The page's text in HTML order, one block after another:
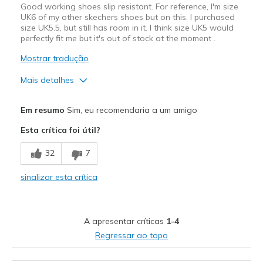
Good working shoes slip resistant. For reference, I'm size
UK6 of my other skechers shoes but on this, I purchased
size UK5.5, but still has room in it. I think size UK5 would
perfectly fit me but it's out of stock at the moment .
Mostrar tradução
Mais detalhes
Contras
Bit thin memory foam on foot heel
Less thickness of memory foam on foot heel
Melhores utilizações
Casual Wear
Em resumo Sim, eu recomendaria a um amigo
Esta crítica foi útil?
32 7
sinalizar esta crítica
A apresentar críticas 1-4
Regressar ao topo